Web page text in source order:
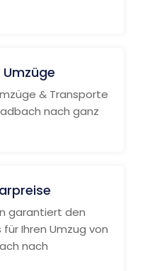
& Transporte
nach ganz
garantiert den
Ihren Umzug von
nach